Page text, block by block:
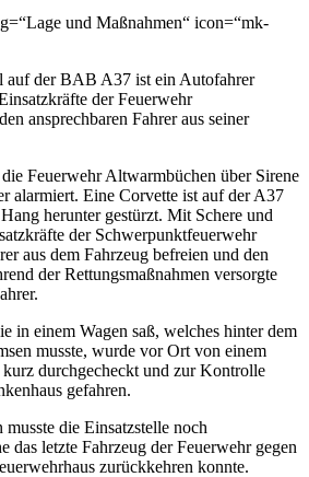
und Maßnahmen“ icon=“mk-
auf der BAB A37 ist ein Autofahrer
der Feuerwehr
ansprechbaren Fahrer aus seiner
Feuerwehr Altwarmbüchen über Sirene
alarmiert. Eine Corvette ist auf der A37
herunter gestürzt. Mit Schere und
der Schwerpunktfeuerwehr
aus dem Fahrzeug befreien und den
der Rettungsmaßnahmen versorgte
in einem Wagen saß, welches hinter dem
musste, wurde vor Ort von einem
durchgecheckt und zur Kontrolle
gefahren.
die Einsatzstelle noch
das letzte Fahrzeug der Feuerwehr gegen
zurückkehren konnte.